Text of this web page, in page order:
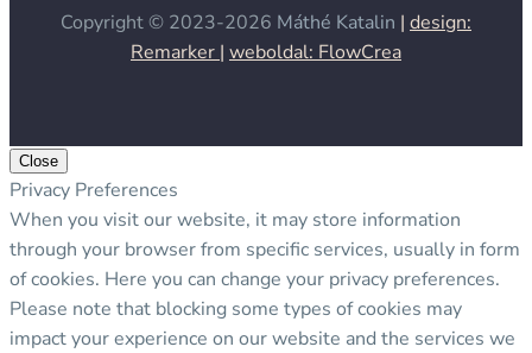
Copyright © 2023-2026 Máthé Katalin | design:
Remarker | weboldal: FlowCrea
Close
Privacy Preferences
When you visit our website, it may store information
through your browser from specific services, usually in form
of cookies. Here you can change your privacy preferences.
Please note that blocking some types of cookies may
impact your experience on our website and the services we